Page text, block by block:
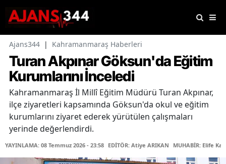
Ajans344 | Kahramanmaraş Haberleri
Turan Akpınar Göksun'da Eğitim
Kurumlarını İnceledi
Kahramanmaraş İl Millî Eğitim Müdürü Turan Akpınar,
ilçe ziyaretleri kapsamında Göksun'da okul ve eğitim
kurumlarını ziyaret ederek yürütülen çalışmaları
yerinde değerlendirdi.
YAYINLAMA: 08 Temmuz 2026 - 23:58 EDİTÖR: Atiye ARIKAN MUHABİR: Elife